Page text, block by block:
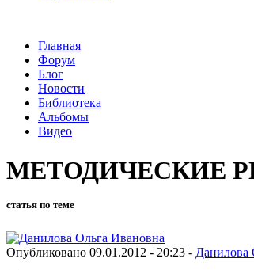
Главная
Форум
Блог
Новости
Библиотека
Альбомы
Видео
МЕТОДИЧЕСКИЕ
статья по теме
Опубликовано 09.01.2012 - 20:23 - Данилова